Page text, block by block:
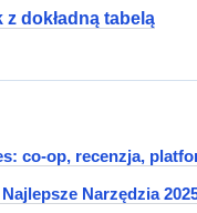
dokładną tabelą
co-op, recenzja,
Narzędzia